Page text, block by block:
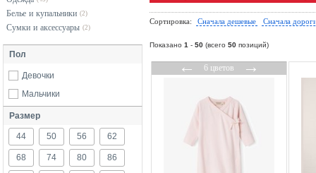
Белье и купальники (2)
Сумки и аксессуары (2)
Пол
Девочки
Мальчики
Размер
44 50 56 62
68 74 80 86
Сортировка: Сначала дешевые Сначала
Показано 1 - 50 (всего 50 позиций)
←6 цветов→